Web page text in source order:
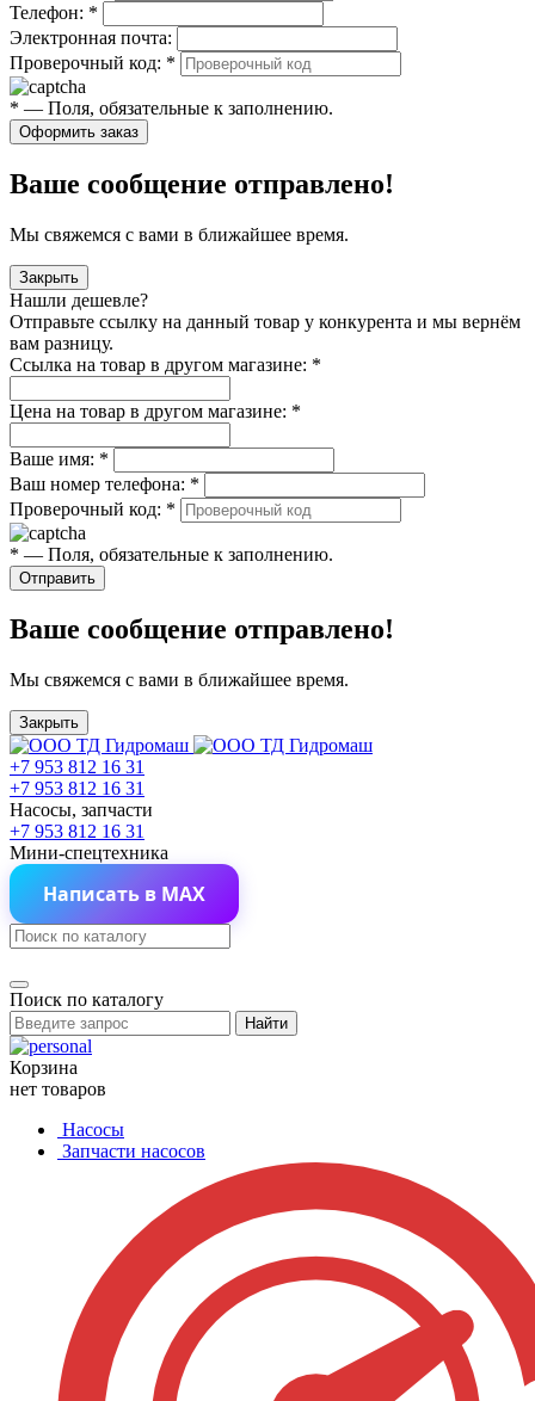
Телефон: *
Электронная почта:
Проверочный код: *
* — Поля, обязательные к заполнению.
Оформить заказ
Ваше сообщение отправлено!
Мы свяжемся с вами в ближайшее время.
Закрыть
Нашли дешевле?
Отправьте ссылку на данный товар у конкурента и мы вернём
вам разницу.
Ссылка на товар в другом магазине: *
Цена на товар в другом магазине: *
Ваше имя: *
Ваш номер телефона: *
Проверочный код: *
* — Поля, обязательные к заполнению.
Отправить
Ваше сообщение отправлено!
Мы свяжемся с вами в ближайшее время.
Закрыть
+7 953 812 16 31
+7 953 812 16 31
Насосы, запчасти
+7 953 812 16 31
Мини-спецтехника
Написать в MAX
Поиск по каталогу
Найти
Корзина
нет товаров
Насосы
Запчасти насосов